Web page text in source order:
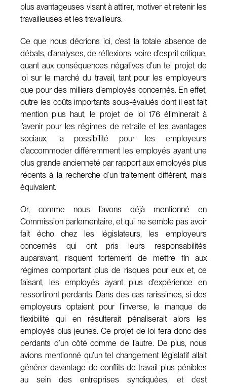
plus avantageuses visant à attirer, motiver et retenir les
travailleuses et les travailleurs.
Ce que nous décrions ici, c’est la totale absence de
débats, d’analyses, de réflexions, voire d’esprit critique,
quant aux conséquences négatives d’un tel projet de
loi sur le marché du travail, tant pour les employeurs
que pour des milliers d’employés concernés. En effet,
outre les coûts importants sous-évalués dont il est fait
mention plus haut, le projet de loi 176 éliminerait à
l’avenir pour les régimes de retraite et les avantages
sociaux, la possibilité pour les employeurs
d’accommoder différemment les employés ayant une
plus grande ancienneté par rapport aux employés plus
récents à la recherche d’un traitement différent, mais
équivalent.
Or, comme nous l’avons déjà mentionné en
Commission parlementaire, et qui ne semble pas avoir
fait écho chez les législateurs, les employeurs
concernés qui ont pris leurs responsabilités
auparavant, risquent fortement de mettre fin aux
régimes comportant plus de risques pour eux et, ce
faisant, les employés ayant plus d’expérience en
ressortiront perdants. Dans des cas rarissimes, si des
employeurs optaient pour l’inverse, le manque de
flexibilité qui en résulterait pénaliserait alors les
employés plus jeunes. Ce projet de loi fera donc des
perdants d’un côté comme de l’autre. De plus, nous
avions mentionné qu’un tel changement législatif allait
générer davantage de conflits de travail plus pénibles
au sein des entreprises syndiquées, et c’est